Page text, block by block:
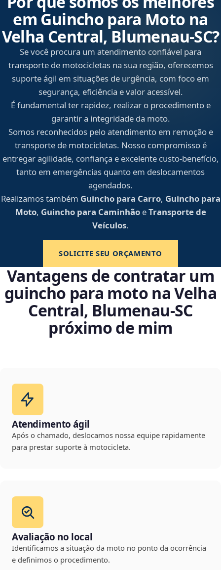
em Guincho para Moto na
Velha Central, Blumenau‑SC?
Se você procura um atendimento confiável para
transporte de motocicletas na sua região, oferecemos
suporte ágil em situações de urgência, com foco em
segurança, eficiência e valor acessível.
É fundamental ter rapidez, realizar o procedimento e
garantir a integridade da moto.
Somos reconhecidos pelo atendimento em remoção e
transporte de motocicletas. Nosso compromisso é
entregar agilidade, confiança e excelente custo-benefício,
tanto em emergências quanto em deslocamentos
agendados.
Realizamos também Guincho para Carro, Guincho para
Moto, Guincho para CaminhãoeTransporte de
Veículos.
SOLICITE SEU ORÇAMENTO
Vantagens de contratar um
guincho para moto na Velha
Central, Blumenau‑SC
próximo de mim
Atendimento ágil
Após o chamado, deslocamos nossa equipe rapidamente
para prestar suporte à motocicleta.
Avaliação no local
Identificamos a situação da moto no ponto da ocorrência
e definimos o procedimento.